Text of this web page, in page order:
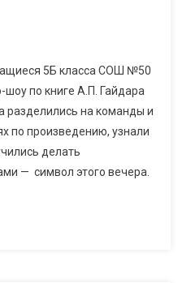
5Б класса СОШ №50
шоу по книге А.П. Гайдара
разделились на команды и
по произведению, узнали
делать
— символ этого вечера.